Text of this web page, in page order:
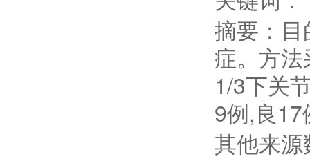
摘要：
症。方
1/3下关
9例,良
其他来